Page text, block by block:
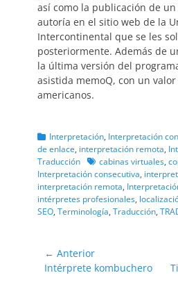
así como la publicación de
autoría en el sitio web de la
Intercontinental que se les
posteriormente. Además de
la última versión del
asistida memoQ, con un
americanos.
Categorias
Interpretación, Interpretación
de enlace, interpretación remota,
Traducción Etiquetas
cabinas virtuales,
Interpretación consecutiva,
interpretación remota,
intérpretes profesionales,
SEO, Terminología, Traducción,
Navegación
de
← Anterior
Entrada
Intérprete kombuchero